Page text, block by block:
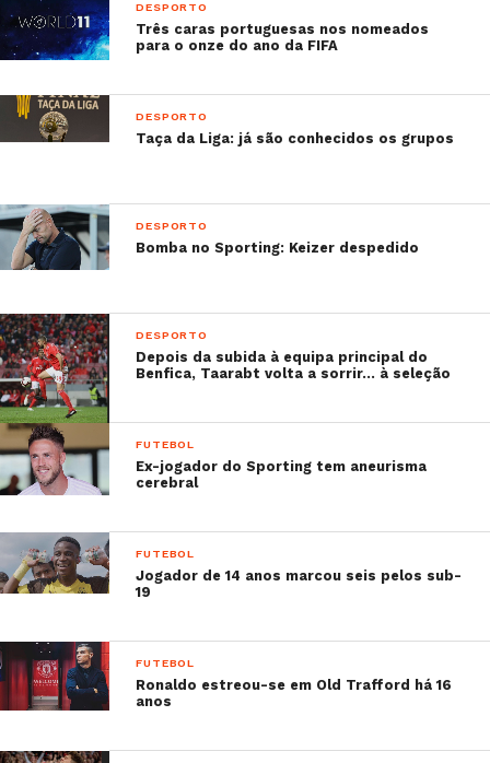
–Benfiquista Seferovic descobre Lisboa ao lado
da namorada
DESPORTO
Três caras portuguesas nos nomeados
para o onze do ano da FIFA
DESPORTO
Taça da Liga: já são conhecidos os grupos
DESPORTO
Bomba no Sporting: Keizer despedido
DESPORTO
Depois da subida à equipa principal do
Benfica, Taarabt volta a sorrir… à seleção
FUTEBOL
Ex-jogador do Sporting tem aneurisma
cerebral
FUTEBOL
Jogador de 14 anos marcou seis pelos sub-
19
FUTEBOL
Ronaldo estreou-se em Old Trafford há 16
anos